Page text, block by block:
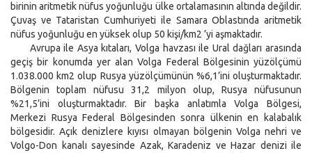
birinin aritmetik nüfus yoğunluğu ülke ortalamasının altında değildir.
Çuvaş ve Tataristan Cumhuriyeti ile Samara Oblastında aritmetik
nüfus yoğunluğu en yüksek olup 50 kişi/km2 ’yi aşmaktadır.
Avrupa ile Asya kıtaları, Volga havzası ile Ural dağları arasında
geçiş bir konumda yer alan Volga Federal Bölgesinin yüzölçümü
1.038.000 km2 olup Rusya yüzölçümünün %6,1’ini oluşturmaktadır.
Bölgenin toplam nüfusu 31,2 milyon olup, Rusya nüfusunun
%21,5’ini oluşturmaktadır. Bir başka anlatımla Volga Bölgesi,
Merkezi Rusya Federal Bölgesinden sonra ülkenin en kalabalık
bölgesidir. Açık denizlere kıyısı olmayan bölgenin Volga nehri ve
Volgo-Don kanalı sayesinde Azak, Karadeniz ve Hazar denizi ile